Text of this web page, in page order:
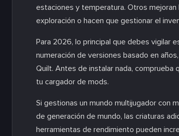
estaciones y temperatura. Otros mejoran
exploración o hacen que gestionar el
Para 2026, lo principal que debes vigilar
numeración de versiones basado en
Quilt. Antes de instalar nada,
tu cargador de mods.
Si gestionas un mundo multijugador con
de generación de mundo, las criaturas
herramientas de rendimiento pueden